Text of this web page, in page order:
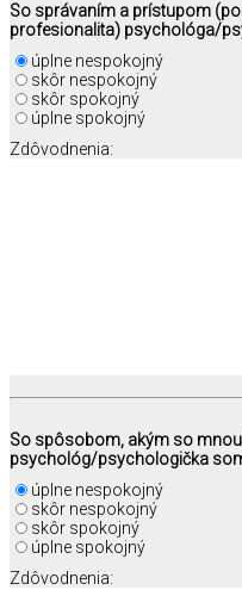
So správaním a prístupom
profesionalita) psychológa/
úplne nespokojný
skôr nespokojný
skôr spokojný
úplne spokojný
Zdôvodnenia:
So spôsobom, akým so
psychológ/psychologička
úplne nespokojný
skôr nespokojný
skôr spokojný
úplne spokojný
Zdôvodnenia: